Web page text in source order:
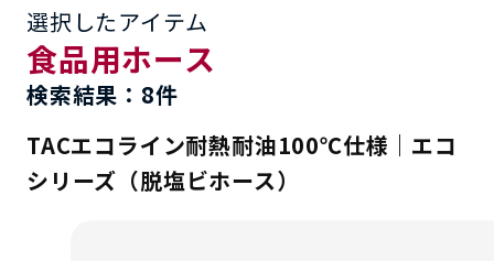
選択したアイテム
食品用ホース
検索結果：8件
TACエコライン耐熱耐油100℃仕様｜エコ
シリーズ（脱塩ビホース）